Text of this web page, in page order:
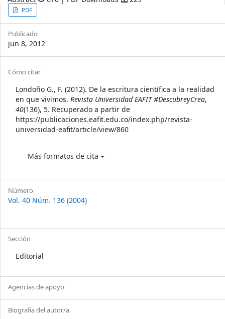
Article
Sidebar
PDF
Publicado
jun 8, 2012
Article
Details
Cómo citar
Londoño G., F. (2012). De la escritura científica a la realidad
en que vivimos. Revista Universidad EAFIT #DescubreyCrea,
40(136), 5. Recuperado a partir de
https://publicaciones.eafit.edu.co/index.php/revista-
universidad-eafit/article/view/860
Más formatos de cita
Número
Vol. 40 Núm. 136 (2004)
Sección
Editorial
Agencias de apoyo
Biografía del autor/a